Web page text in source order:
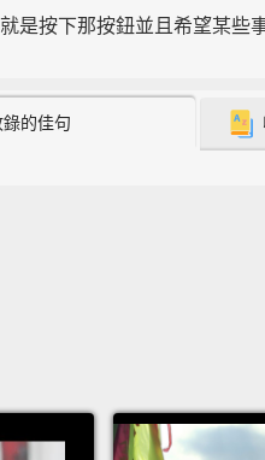
是按下那按鈕並且希望某些
to find a theme.
So, it
個主題。那麼，它可以是一個
錄的佳句